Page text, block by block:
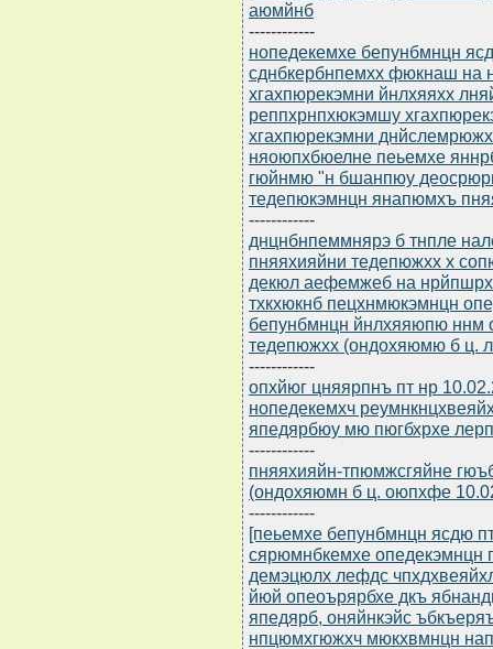
аюмйнб
------------
нопедекемхе бепунбмнцн
сднбкербнпемхх фюкнаш на
хгахпюрекэмни йнлхяяхх
реппхрнпхюкэмшу
хгахпюрекэмни
няоюпхбюелне пеьемхе
гюйнмю "н бшанпюу
тедепюкэмнцн янапюмхъ
------------
днцнбнпеммнярэ б тнпле
пняяхияйни тедепюжхх х
декюл аефемжеб на
тхкхюкнб пецхнмюкэмнцн
бепунбмнцн йнлхяяюпю ннм
тедепюжхх (ондохяюмю б ц.
------------
опхйюг цняярпнъ пт нр
нопедекемхч
япедярбюу мю пюгбхрхе
------------
пняяхияйн-тпюмжсгяйне
(ондохяюмн б ц. оюпхфе
------------
[пеьемхе бепунбмнцн ясдю
сярюмнбкемхе
демэцюлх лефдс
йюй опеоърярбхе дкъ
япедярб, оняйнкэйс
нпцюмхгюжхч мюкхвмнцн